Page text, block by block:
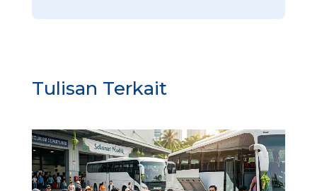
Tulisan Terkait